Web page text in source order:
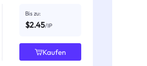
Bis zu:
$2.45/IP
Kaufen